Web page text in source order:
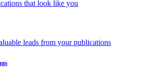
that look like you
leads from your publications